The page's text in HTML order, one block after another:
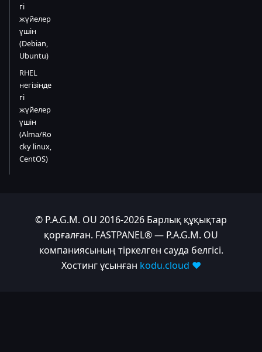
гі
жүйелер
үшін
(Debian,
Ubuntu)
RHEL
негізінде
гі
жүйелер
үшін
(Alma/Ro
cky linux,
CentOS)
© P.A.G.M. OU 2016-2026 Барлық құқықтар
қорғалған. FASTPANEL® — P.A.G.M. OU
компаниясының тіркелген сауда белгісі.
Хостинг ұсынған kodu.cloud ❤️